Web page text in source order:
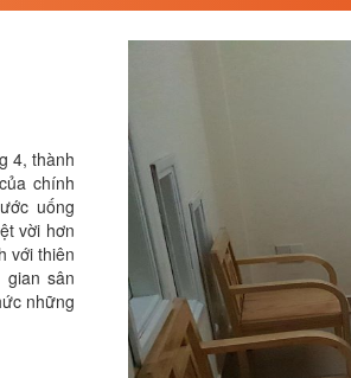
4, thành
chính
uống
vời hơn
với thiên
gian sân
những